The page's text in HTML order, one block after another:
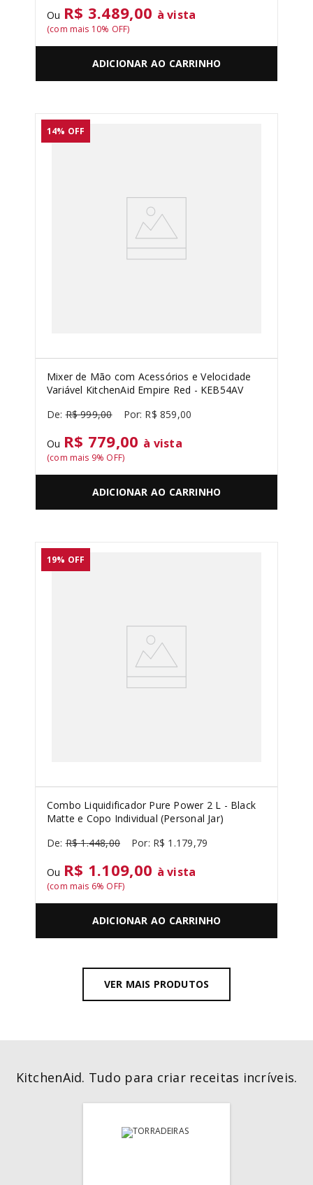
Ou R$ 3.489,00 à vista
(com mais 10% OFF)
ADICIONAR AO CARRINHO
14% OFF
Mixer de Mão com Acessórios e Velocidade
Variável KitchenAid Empire Red - KEB54AV
R$ 999,00 R$ 859,00
Ou R$ 779,00 à vista
(com mais 9% OFF)
ADICIONAR AO CARRINHO
19% OFF
Combo Liquidificador Pure Power 2 L - Black
Matte e Copo Individual (Personal Jar)
R$ 1.448,00 R$ 1 .179,79
Ou R$ 1.109,00 à vista
(com mais 6% OFF)
ADICIONAR AO CARRINHO
VER MAIS PRODUTOS
KitchenAid. Tudo para criar receitas incríveis.